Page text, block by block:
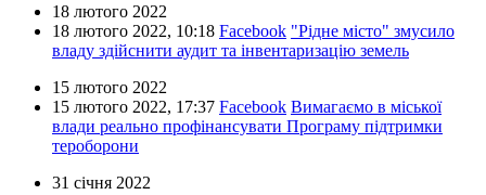
18 лютого 2022
18 лютого 2022, 10:18 Facebook "Рідне місто" змусило
владу здійснити аудит та інвентаризацію земель
15 лютого 2022
15 лютого 2022, 17:37 Facebook Вимагаємо в міської
влади реально профінансувати Програму підтримки
тероборони
31 січня 2022